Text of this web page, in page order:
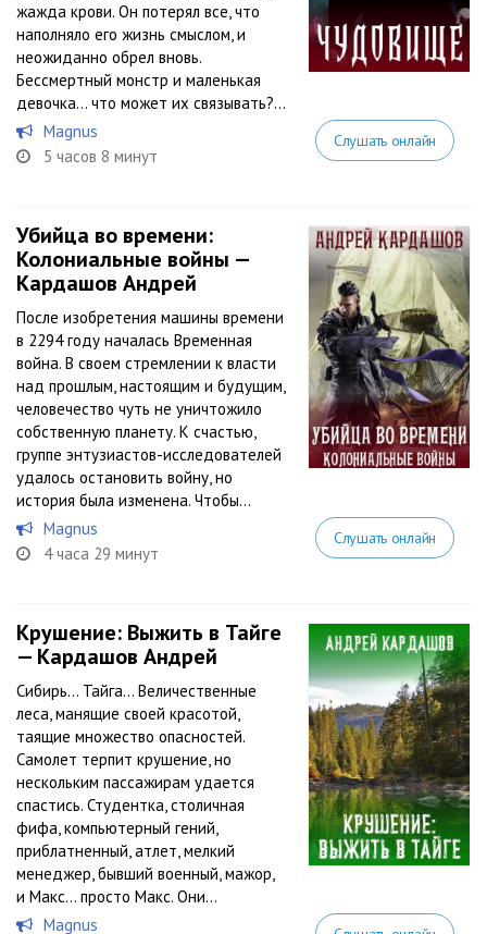
жажда крови. Он потерял все, что
наполняло его жизнь смыслом, и
неожиданно обрел вновь.
Бессмертный монстр и маленькая
девочка… что может их связывать?...
Magnus
5 часов 8 минут
Слушать онлайн
Убийца во времени:
Колониальные войны —
Кардашов Андрей
После изобретения машины времени
в 2294 году началась Временная
война. В своем стремлении к власти
над прошлым, настоящим и будущим,
человечество чуть не уничтожило
собственную планету. К счастью,
группе энтузиастов-исследователей
удалось остановить войну, но
история была изменена. Чтобы...
Magnus
4 часа 29 минут
Слушать онлайн
Крушение: Выжить в Тайге
— Кардашов Андрей
Сибирь… Тайга… Величественные
леса, манящие своей красотой,
таящие множество опасностей.
Самолет терпит крушение, но
нескольким пассажирам удается
спастись. Студентка, столичная
фифа, компьютерный гений,
приблатненный, атлет, мелкий
менеджер, бывший военный, мажор,
и Макс… просто Макс. Они...
Magnus